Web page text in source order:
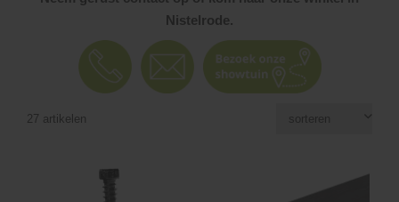
Nistelrode.
27 artikelen